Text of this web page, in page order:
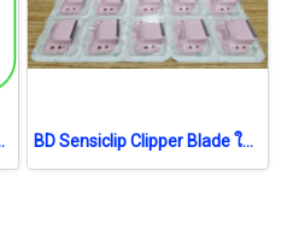
(เยอรมัน) BD Sensiclip Clipper Blade ใบมีดอ่อนโยน (4430A) (1ชิ้น) (exp 05-2025)